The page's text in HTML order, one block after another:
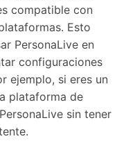
compatible con
Esto
PersonaLive en
configuraciones
ejemplo, si eres un
plataforma de
sin tener